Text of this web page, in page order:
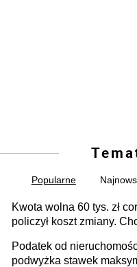
Popularne
Kwota wolna 60 tys. zł
policzył koszt zmiany.
Podatek od
podwyżka stawek